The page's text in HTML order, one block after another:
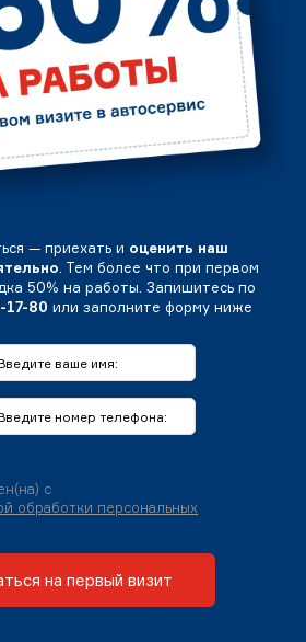
— приехать и оценить наш
. Тем более что при первом
50% на работы. Запишитесь по
17-80 или заполните форму ниже
с
обработки персональных
на первый визит